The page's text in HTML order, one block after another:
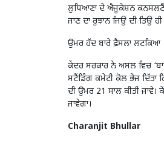
ਲੁਧਿਆਣਾ ਦੇ ਐਜੂਕੇਸ਼ਨ
ਜਾਣ ਦਾ ਰੁਝਾਨ ਜਿਉਂ ਦੀ ਤਿਉਂ
ਉਮਰ ਹੱਦ ਬਾਰੇ ਫ਼ੈਸਲਾ ਲਟਕਿਆ
ਕੇਂਦਰ ਸਰਕਾਰ ਨੇ ਅਸਲ ਵਿਚ
ਸਟੈਂਡਿੰਗ ਕਮੇਟੀ ਕੋਲ ਭੇਜ ਦਿੱਤਾ
ਦੀ ਉਮਰ 21 ਸਾਲ ਕੀਤੀ
ਜਾਵੇਗਾ।
Charanjit Bhullar